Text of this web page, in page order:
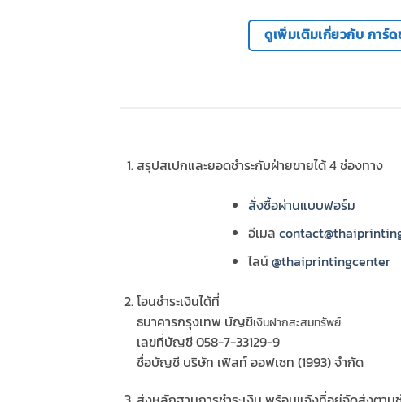
ดูเพิ่มเติมเกี่ยวกับ การ์
สรุปสเปกและยอดชำระกับฝ่ายขายได้ 4 ช่องทาง
สั่งซื้อผ่านแบบฟอร์ม
อีเมล
ไลน์@thaiprintingcenter
โอนชำระเงินได้ที่
ธนาคารกรุงเทพ บัญชีเงินฝากสะสมทรัพย์
เลขที่บัญชี 058-7-33129-9
ชื่อบัญชี บริษัท เฟิสท์ ออฟเซท (1993) จำกัด